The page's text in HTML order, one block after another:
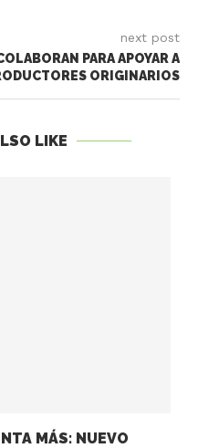
next post
PARA APOYAR A
ORIGINARIOS
LIKE
MÁS: NUEVO